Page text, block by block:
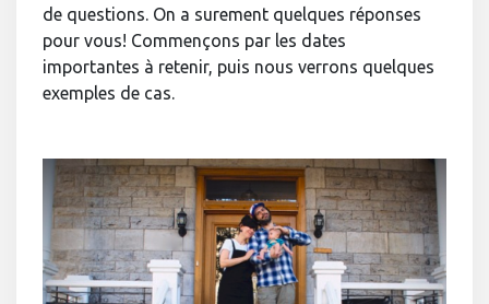
de questions. On a surement quelques réponses
pour vous! Commençons par les dates
importantes à retenir, puis nous verrons quelques
exemples de cas.